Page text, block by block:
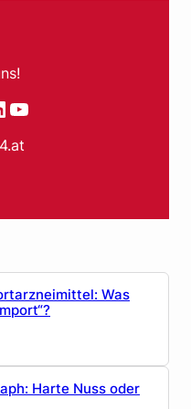
YouTube
Was
Harte Nuss oder